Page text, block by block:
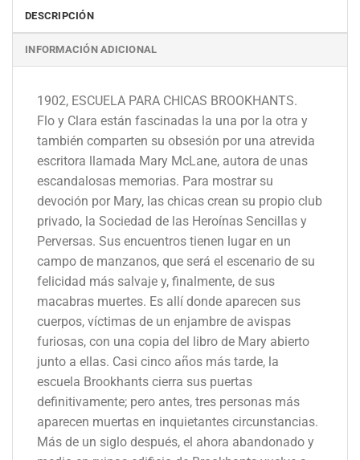
DESCRIPCIÓN
INFORMACIÓN ADICIONAL
1902, ESCUELA PARA CHICAS BROOKHANTS.
Flo y Clara están fascinadas la una por la otra y
también comparten su obsesión por una atrevida
escritora llamada Mary McLane, autora de unas
escandalosas memorias. Para mostrar su
devoción por Mary, las chicas crean su propio club
privado, la Sociedad de las Heroínas Sencillas y
Perversas. Sus encuentros tienen lugar en un
campo de manzanos, que será el escenario de su
felicidad más salvaje y, finalmente, de sus
macabras muertes. Es allí donde aparecen sus
cuerpos, víctimas de un enjambre de avispas
furiosas, con una copia del libro de Mary abierto
junto a ellas. Casi cinco años más tarde, la
escuela Brookhants cierra sus puertas
definitivamente; pero antes, tres personas más
aparecen muertas en inquietantes circunstancias.
Más de un siglo después, el ahora abandonado y